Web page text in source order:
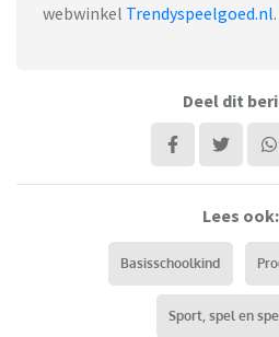
webwinkel Trendyspeelgoed.nl.
Deel dit
Lees ook:
Basisschoolkind
Sport, spel en